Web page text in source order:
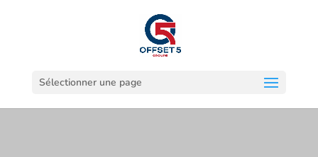
Sélectionner une page